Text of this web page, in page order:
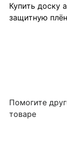
Купить доску
защитную
Помогите
товаре